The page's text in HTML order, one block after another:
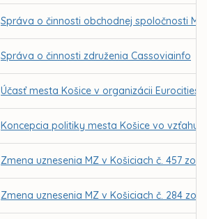
Správa o činnosti obchodnej spoločnosti
Správa o činnosti združenia Cassoviainfo
Účasť mesta Košice v organizácii Eurocities
Koncepcia politiky mesta Košice vo vzťahu
Zmena uznesenia MZ v Košiciach č. 457 zo
Zmena uznesenia MZ v Košiciach č. 284 zo